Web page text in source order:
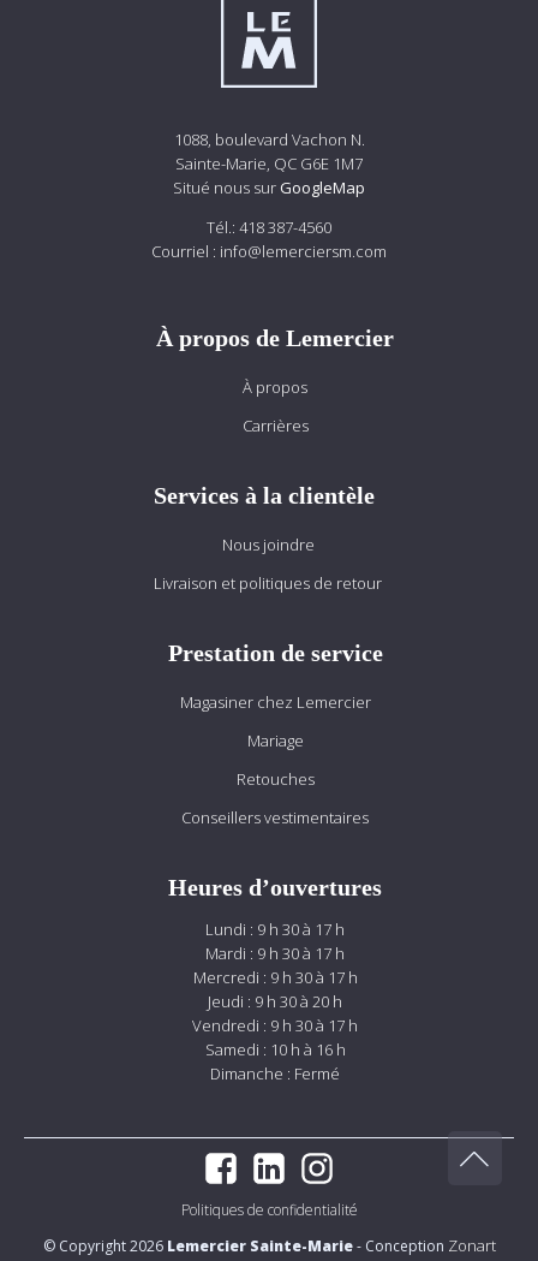
1088, boulevard Vachon N.
Sainte-Marie, QC G6E 1M7
Situé nous sur GoogleMap
Tél.: 418 387-4560
Courriel : info@lemerciersm.com
À propos de Lemercier
À propos
Carrières
Services à la clientèle
Nous joindre
Livraison et politiques de retour
Prestation de service
Magasiner chez Lemercier
Mariage
Retouches
Conseillers vestimentaires
Heures d’ouvertures
Lundi : 9 h 30 à 17 h
Mardi : 9 h 30 à 17 h
Mercredi : 9 h 30 à 17 h
Jeudi : 9 h 30 à 20 h
Vendredi : 9 h 30 à 17 h
Samedi : 10 h à 16 h
Dimanche : Fermé
© Copyright 2026 Lemercier Sainte-Marie- Conception Zonart
Politiques de confidentialité